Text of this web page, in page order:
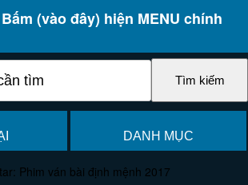
Bấm (vào đây) hiện MENU chính
DANH MỤC